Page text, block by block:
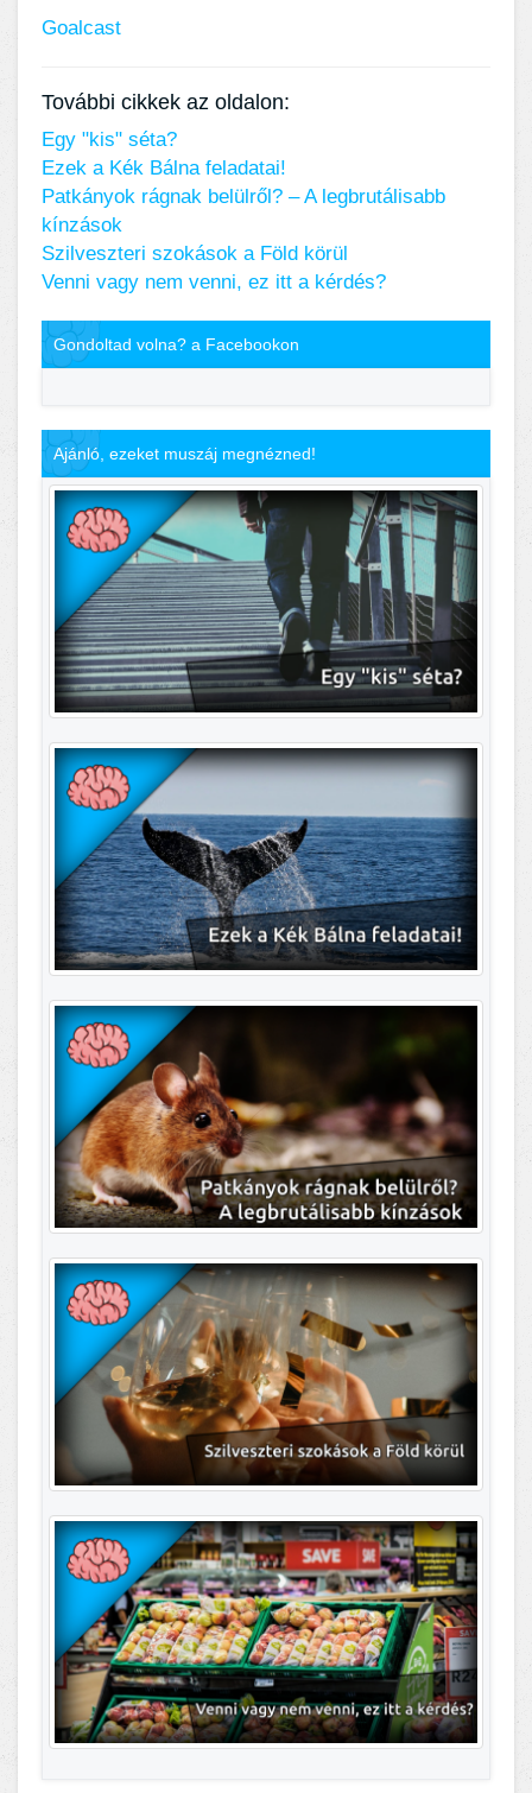
Goalcast
További cikkek az oldalon:
Egy "kis" séta?
Ezek a Kék Bálna feladatai!
Patkányok rágnak belülről? – A legbrutálisabb
kínzások
Szilveszteri szokások a Föld körül
Venni vagy nem venni, ez itt a kérdés?
Gondoltad volna? a Facebookon
Ajánló, ezeket muszáj megnézned!